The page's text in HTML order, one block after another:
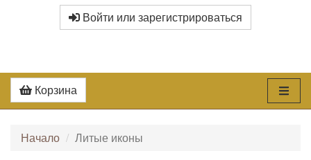
Войти или зарегистрироваться
Корзина
Начало Литые иконы